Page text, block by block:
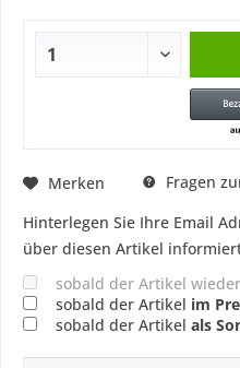
Merken
Fragen
Hinterlegen Sie Ihre Email
über diesen Artikel
sobald der Artikel wieder
sobald der Artikel im
sobald der Artikel als